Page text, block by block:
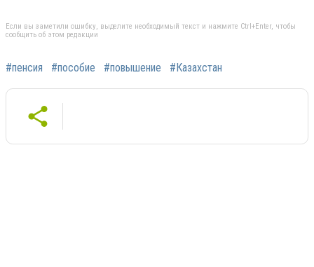
Если вы заметили ошибку, выделите необходимый текст и нажмите Ctrl+Enter, чтобы
сообщить об этом редакции
#пенсия #пособие #повышение #Казахстан